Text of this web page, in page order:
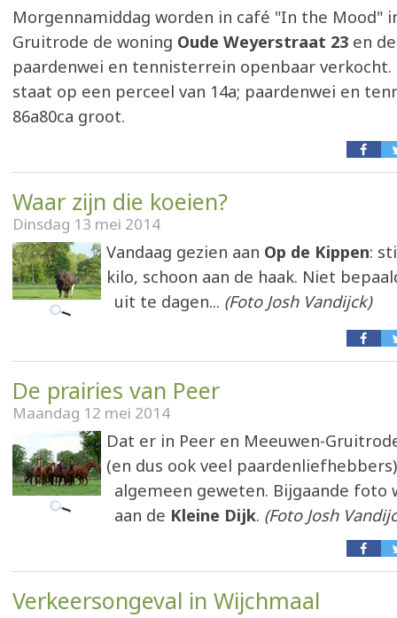
Morgennamiddag worden in café "In the Mood"
Gruitrode de woning Oude Weyerstraat 23 en
paardenwei en tennisterrein openbaar verkocht.
staat op een perceel van 14a; paardenwei en
86a80ca groot.
Waar zijn die koeien?
Dinsdag 13 mei 2014
Vandaag gezien aan Op de Kippen:
kilo, schoon aan de haak. Niet
uit te dagen... (Foto Josh Vandijck)
De prairies van Peer
Maandag 12 mei 2014
Dat er in Peer en Meeuwen-
(en dus ook veel
algemeen geweten. Bijgaande foto
aan de Kleine Dijk. (Foto Josh
Verkeersongeval in Wijchmaal